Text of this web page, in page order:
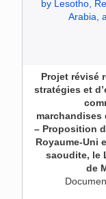
Projet révisé
stratégies et
marchandises
– Proposition
Royaume-Uni
saoudite, le
de